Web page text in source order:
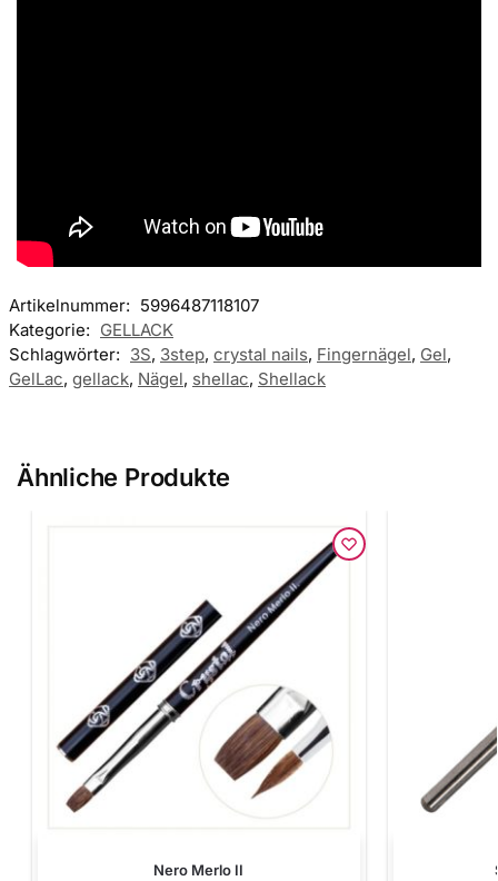
Artikelnummer: 5996487118107
Kategorie: GELLACK
Schlagwörter: 3S, 3step, crystal nails, Fingernägel, Gel,
GelLac, gellack, Nägel, shellac, Shellack
Ähnliche Produkte
Nero Merlo II